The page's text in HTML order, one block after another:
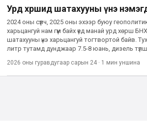
Урд хөршид шатахууны үнэ
2024 оны сүүлч, 2025 оны эхээр буюу
харьцангуй нам гүм байх үед манай урд хөрш
шатахууны үнэ харьцангуй тогтвортой байв.
литр тутамд дунджаар 7.5-8 юань, дизель
2026 оны гуравдугаар сарын 24 · 1 мин уншина